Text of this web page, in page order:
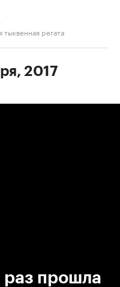
регата
2017
раз прошла